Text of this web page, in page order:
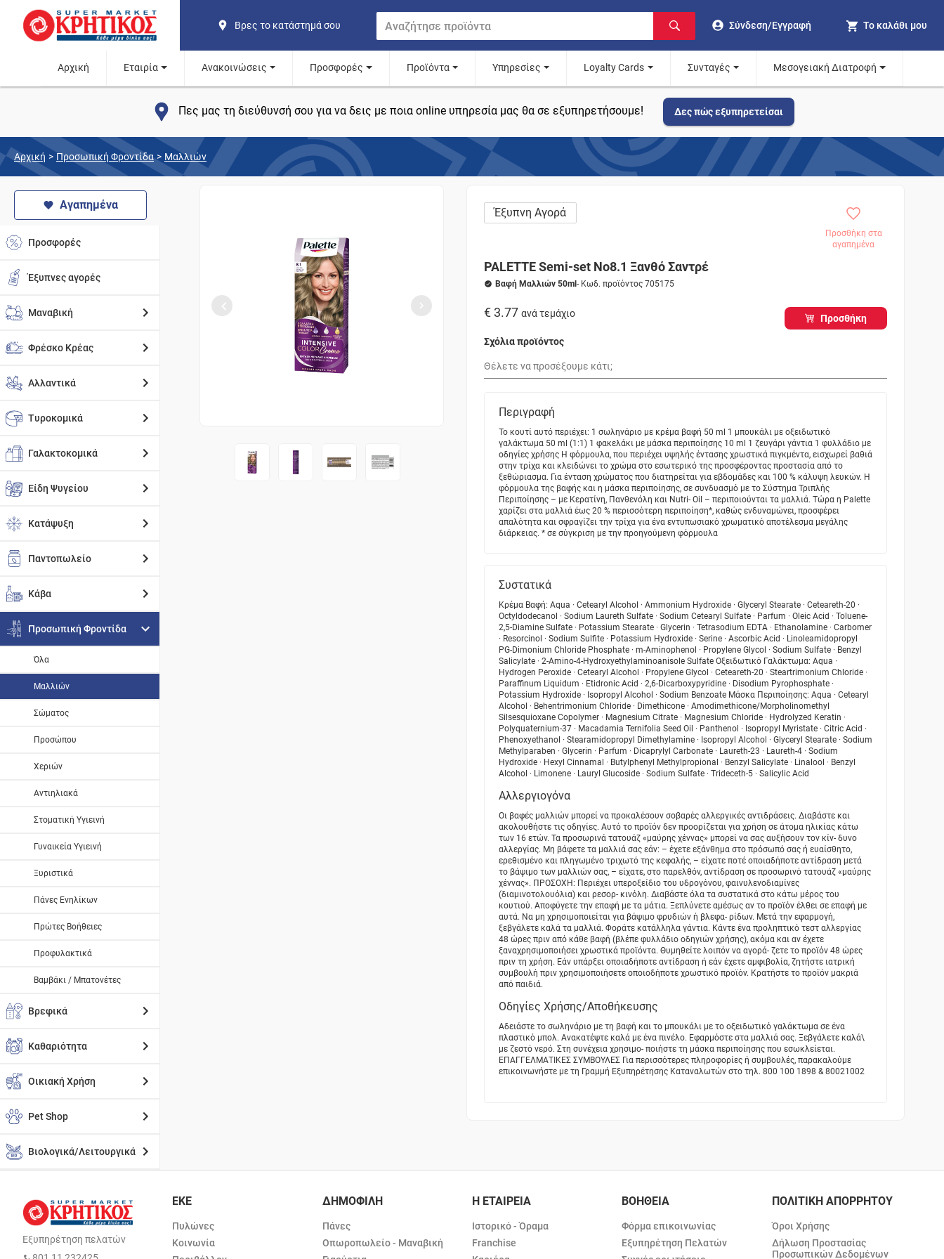
Βρες το κατάστημά σου Σύνδεση/Εγγραφή Το καλάθι μου
Αρχική Εταιρία Ανακοινώσεις Προσφορές Προϊόντα Υπηρεσίες Loyalty Cards Συνταγές Μεσογειακή Διατροφή
Πες μας τη διεύθυνσή σου για να δεις με ποια online υπηρεσία μας θα σε εξυπηρετήσουμε! Δες πώς εξυπηρετείσαι
Αρχική > Προσωπική Φροντίδα > Μαλλιών
Αγαπημένα
Προσφορές
Έξυπνες αγορές
Μαναβική
Φρέσκο Κρέας
Αλλαντικά
Τυροκομικά
Γαλακτοκομικά
Είδη Ψυγείου
Κατάψυξη
Παντοπωλείο
Κάβα
Προσωπική Φροντίδα
Όλα
Μαλλιών
Σώματος
Προσώπου
Χεριών
Αντιηλιακά
Στοματική Υγιεινή
Γυναικεία Υγιεινή
Ξυριστικά
Πάνες Ενηλίκων
Πρώτες Βοήθειες
Προφυλακτικά
Βαμβάκι / Μπατονέτες
Βρεφικά
Καθαριότητα
Οικιακή Χρήση
Pet Shop
Βιολογικά/Λειτουργικά
Έξυπνη Αγορά
Προσθήκη στα
αγαπημένα
PALETTE Semi-set Νο8.1 Ξανθό Σαντρέ
Βαφή Μαλλιών 50ml - Κωδ. προϊόντος 705175
€ 3.77 ανά τεμάχιο Προσθήκη
Σχόλια προϊόντος
Περιγραφή
Το κουτί αυτό περιέχει: 1 σωληνάριο με κρέμα βαφή 50 ml 1 μπουκάλι με οξειδωτικό
γαλάκτωμα 50 ml (1:1) 1 φακελάκι με μάσκα περιποίησης 10 ml 1 ζευγάρι γάντια 1 φυλλάδιο με
οδηγίες χρήσης Η φόρμουλα, που περιέχει υψηλής έντασης χρωστικά πιγκμέντα, εισχωρεί βαθιά
στην τρίχα και κλειδώνει το χρώμα στο εσωτερικό της προσφέροντας προστασία από το
ξεθώριασμα. Για ένταση χρώματος που διατηρείται για εβδομάδες και 100 % κάλυψη λευκών. Η
φόρμουλα της βαφής και η μάσκα περιποίησης, σε συνδυασμό με το Σύστημα Τριπλής
Περιποίησης – με Κερατίνη, Πανθενόλη και Νutri- Oil – περιποιούνται τα μαλλιά. Tώρα η Palette
χαρίζει στα μαλλιά έως 20 % περισσότερη περιποίηση*, καθώς ενδυναμώνει, προσφέρει
απαλότητα και σφραγίζει την τρίχα για ένα εντυπωσιακό χρωματικό αποτέλεσμα μεγάλης
διάρκειας. * σε σύγκριση με την προηγούμενη φόρμουλα
Συστατικά
Κρέμα Βαφή: Aqua · Cetearyl Alcohol · Ammonium Hydroxide · Glyceryl Stearate · Ceteareth-20 ·
Octyldodecanol · Sodium Laureth Sulfate · Sodium Cetearyl Sulfate · Parfum · Oleic Acid · Toluene-
2,5-Diamine Sulfate · Potassium Stearate · Glycerin · Tetrasodium EDTA · Ethanolamine · Carbomer
· Resorcinol · Sodium Sulfite · Potassium Hydroxide · Serine · Ascorbic Acid · Linoleamidopropyl
PG-Dimonium Chloride Phosphate · m-Aminophenol · Propylene Glycol · Sodium Sulfate · Benzyl
Salicylate · 2-Amino-4-Hydroxyethylaminoanisole Sulfate Οξειδωτικό Γαλάκτωμα: Aqua ·
Hydrogen Peroxide · Cetearyl Alcohol · Propylene Glycol · Ceteareth-20 · Steartrimonium Chloride ·
Paraffinum Liquidum · Etidronic Acid · 2,6-Dicarboxypyridine · Disodium Pyrophosphate ·
Potassium Hydroxide · Isopropyl Alcohol · Sodium Benzoate Μάσκα Περιποίησης: Aqua · Cetearyl
Alcohol · Behentrimonium Chloride · Dimethicone · Amodimethicone/Morpholinomethyl
Silsesquioxane Copolymer · Magnesium Citrate · Magnesium Chloride · Hydrolyzed Keratin ·
Polyquaternium-37 · Macadamia Ternifolia Seed Oil · Panthenol · Isopropyl Myristate · Citric Acid ·
Phenoxyethanol · Stearamidopropyl Dimethylamine · Isopropyl Alcohol · Glyceryl Stearate · Sodium
Methylparaben · Glycerin · Parfum · Dicaprylyl Carbonate · Laureth-23 · Laureth-4 · Sodium
Hydroxide · Hexyl Cinnamal · Butylphenyl Methylpropional · Benzyl Salicylate · Linalool · Benzyl
Alcohol · Limonene · Lauryl Glucoside · Sodium Sulfate · Trideceth-5 · Salicylic Acid
Αλλεργιογόνα
Οι βαφές μαλλιών μπορεί να προκαλέσουν σοβαρές αλλεργικές αντιδράσεις. Διαβάστε και
ακολουθήστε τις οδηγίες. Αυτό το προϊόν δεν προορίζεται για χρήση σε άτομα ηλικίας κάτω
των 16 ετών. Τα προσωρινά τατουάζ «μαύρης χέννας» μπορεί να σας αυξήσουν τον κίν- δυνο
αλλεργίας. Μη βάφετε τα μαλλιά σας εάν: – έχετε εξάνθημα στο πρόσωπό σας ή ευαίσθητο,
ερεθισμένο και πληγωμένο τριχωτό της κεφαλής, – είχατε ποτέ οποιαδήποτε αντίδραση μετά
το βάψιμο των μαλλιών σας, – είχατε, στο παρελθόν, αντίδραση σε προσωρινό τατουάζ «μαύρης
χέννας». ΠΡΟΣΟΧΗ: Περιέχει υπεροξείδιο του υδρογόνου, φαινυλενοδιαμίνες
(διαμινοτολουόλια) και ρεσορ- κινόλη. Διαβάστε όλα τα συστατικά στο κάτω μέρος του
κουτιού. Αποφύγετε την επαφή με τα μάτια. Ξεπλύνετε αμέσως αν το προϊόν έλθει σε επαφή με
αυτά. Να μη χρησιμοποιείται για βάψιμο φρυδιών ή βλεφα- ρίδων. Μετά την εφαρμογή,
ξεβγάλετε καλά τα μαλλιά. Φοράτε κατάλληλα γάντια. Κάντε ένα προληπτικό τεστ αλλεργίας
48 ώρες πριν από κάθε βαφή (βλέπε φυλλάδιο οδηγιών χρήσης), ακόμα και αν έχετε
ξαναχρησιμοποιήσει χρωστικά προϊόντα. Θυμηθείτε λοιπόν να αγορά- ζετε το προϊόν 48 ώρες
πριν τη χρήση. Εάν υπάρξει οποιαδήποτε αντίδραση ή εάν έχετε αμφιβολία, ζητήστε ιατρική
συμβουλή πριν χρησιμοποιήσετε οποιοδήποτε χρωστικό προϊόν. Κρατήστε το προϊόν μακριά
από παιδιά.
Οδηγίες Χρήσης/Αποθήκευσης
Αδειάστε το σωληνάριο με τη βαφή και το μπουκάλι με το οξειδωτικό γαλάκτωμα σε ένα
πλαστικό μπολ. Ανακατέψτε καλά με ένα πινέλο. Εφαρμόστε στα μαλλιά σας. Ξεβγάλετε καλά\
με ζεστό νερό. Στη συνέχεια χρησιμο- ποιήστε τη μάσκα περιποίησης που εσωκλείεται.
ΕΠΑΓΓΕΛΜΑΤΙΚΕΣ ΣΥΜΒΟΥΛΕΣ Για περισσότερες πληροφορίες ή συμβουλές, παρακαλούμε
επικοινωνήστε με τη Γραμμή Εξυπηρέτησης Καταναλωτών στο τηλ. 800 100 1898 & 80021002
Εξυπηρέτηση πελατών
ΕΚΕ
Πυλώνες
Κοινωνία
ΔΗΜΟΦΙΛΗ
Πάνες
Οπωροπωλείο - Μαναβική
Η ΕΤΑΙΡΕΙΑ
Ιστορικό - Όραμα
Franchise
ΒΟΗΘΕΙΑ
Φόρμα επικοινωνίας
Εξυπηρέτηση Πελατών
ΠΟΛΙΤΙΚΗ ΑΠΟΡΡΗΤΟΥ
Όροι Χρήσης
Δήλωση Προστασίας
Προσωπικών Δεδομένων